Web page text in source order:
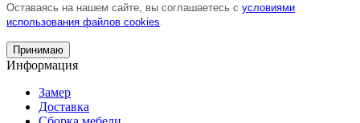
Оставаясь на нашем сайте, вы соглашаетесь с условиями
использования файлов cookies
Принимаю
Информация
Замер
Доставка